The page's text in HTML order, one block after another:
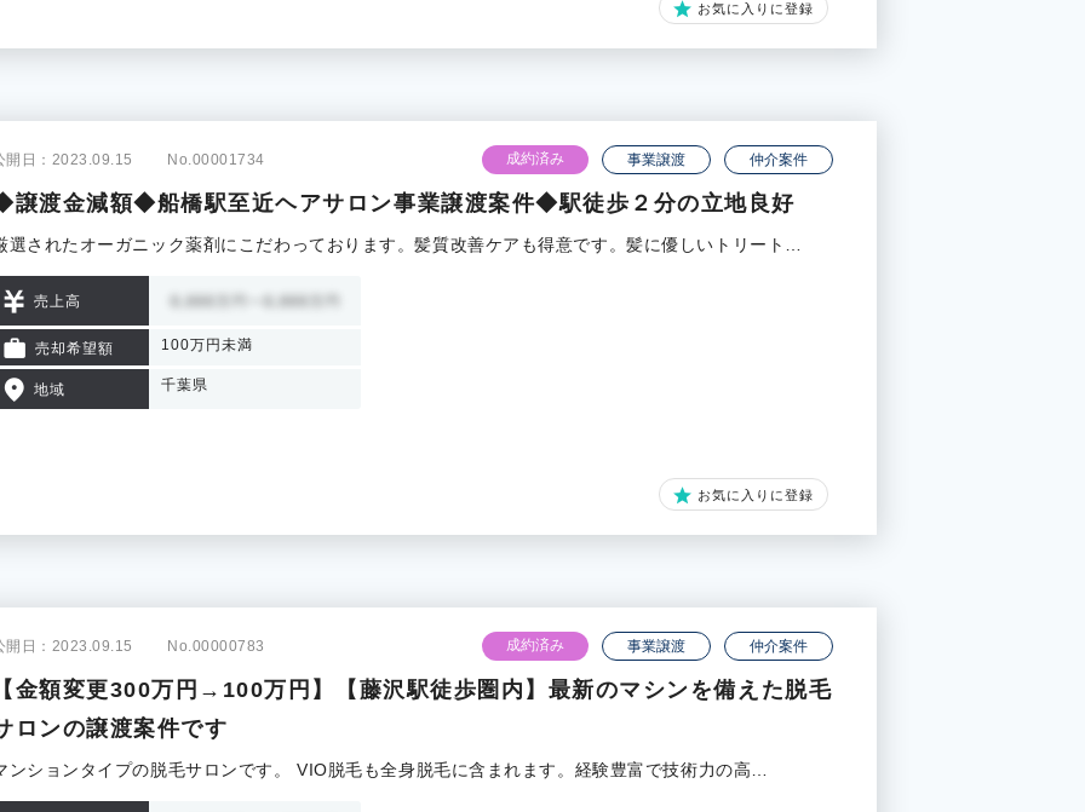
お気に入りに登録
開日：2023.09.15 No.00001734 成約済み 事業譲渡 仲介案件
譲渡金減額◆船橋駅至近ヘアサロン事業譲渡案件◆駅徒歩２分の立地良好
選されたオーガニック薬剤にこだわっております。髪質改善ケアも得意です。髪に優しいトリート…
売上高
売却希望額 100万円未満
地域 千葉県
お気に入りに登録
開日：2023.09.15 No.00000783 成約済み 事業譲渡 仲介案件
金額変更300万円→100万円】【藤沢駅徒歩圏内】最新のマシンを備えた脱毛
ロンの譲渡案件です
ンションタイプの脱毛サロンです。 VIO脱毛も全身脱毛に含まれます。経験豊富で技術力の高…